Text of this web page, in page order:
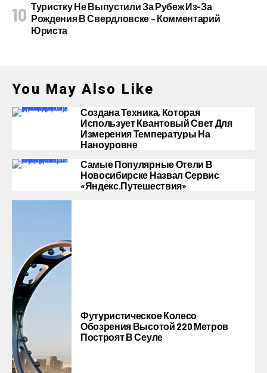
Туристку Не Выпустили За Рубеж Из-За
Рождения В Свердловске – Комментарий
Юриста
You May Also Like
Создана Техника, Которая
Использует Квантовый Свет Для
Измерения Температуры На
Наноуровне
Самые Популярные Отели В
Новосибирске Назвал Сервис
«Яндекс.Путешествия»
Футуристическое Колесо
Обозрения Высотой 220 Метров
Построят В Сеуле